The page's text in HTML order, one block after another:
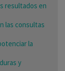
resultados en
las consultas
la
y